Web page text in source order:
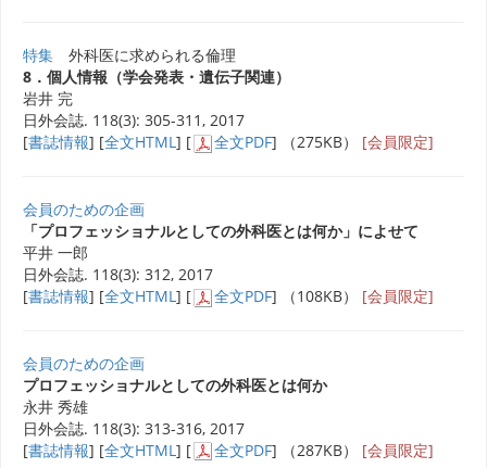
特集 外科医に求められる倫理
8．個人情報（学会発表・遺伝子関連）
岩井 完
日外会誌. 118(3): 305-311, 2017
[書誌情報] [全文HTML] [ 全文PDF] （275KB） [会員限定]
会員のための企画
「プロフェッショナルとしての外科医とは何か」によせて
平井 一郎
日外会誌. 118(3): 312, 2017
[書誌情報] [全文HTML ] [ 全文PDF] （108KB） [会員限定]
会員のための企画
プロフェッショナルとしての外科医とは何か
永井 秀雄
日外会誌. 118(3): 313-316, 2017
[書誌情報] [全文HTML ] [ 全文PDF] （287KB） [会員限定]